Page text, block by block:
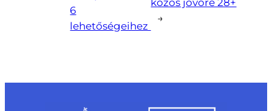
6
lehetőségeihez
közös jövőre 28+
→